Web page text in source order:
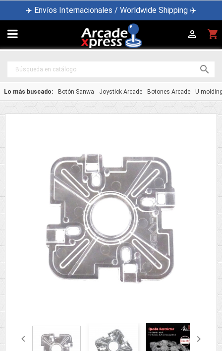
✈️ Envíos Internacionales / Worldwide Shipping ✈️
 shopping_cart


Lo más buscado: Botón Sanwa Joystick Arcade Botones Arcade U
 